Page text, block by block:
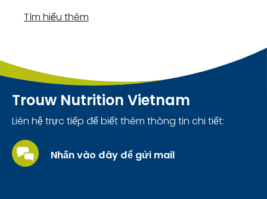
Tìm hiểu thêm
Trouw Nutrition Vietnam
Liên hệ trực tiếp để biết thêm thông tin chi tiết:
Nhấn vào đây để gửi mail